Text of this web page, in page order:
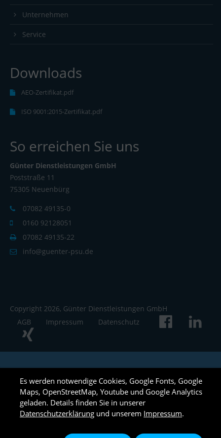
Unternehmen
Service
Downloads
AEO-Zertifikat.pdf
ISO 9001:2015-Zertifikat.pdf
So erreichen Sie uns
Günter Dienstleistungen GmbH
Poststraße 11
75305 Neuenbürg
07082 49135-0
0160 92128051
07082 49135-22
info@guenter-psu.de
Copyright 2026, Günter Dienstleistungen GmbH
AGB
Impressum Datenschutz
Es werden notwendige Cookies, Google Fonts, Google
Maps, OpenStreetMap, Youtube und Google Analytics
geladen. Details finden Sie in unserer
Datenschutzerklärung und unserem Impressum.